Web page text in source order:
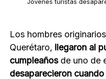
Los hombres
Querétaro, llegaron al
cumpleañosde uno de
desaparecieron